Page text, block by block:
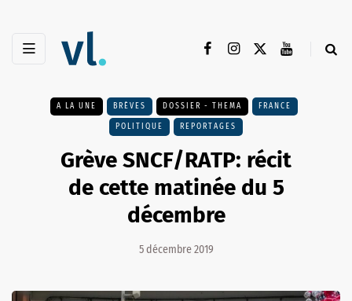
A LA UNE BRÈVES DOSSIER - THEMA FRANCE
POLITIQUE REPORTAGES
Grève SNCF/RATP: récit
de cette matinée du 5
décembre
5 décembre 2019